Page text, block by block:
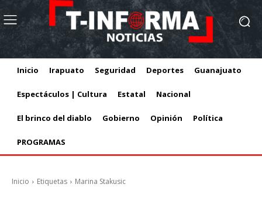
Inicio Irapuato Seguridad Deportes Guanajuato
Espectáculos | Cultura Estatal Nacional
El brinco del diablo Gobierno Opinión Política
PROGRAMAS
Inicio Etiquetas Marina Stakusic